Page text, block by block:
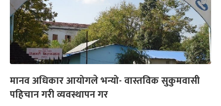
मानव अधिकार आयोगले भन्यो- वास्तविक सुकुमवासी
पहिचान गरी व्यवस्थापन गर